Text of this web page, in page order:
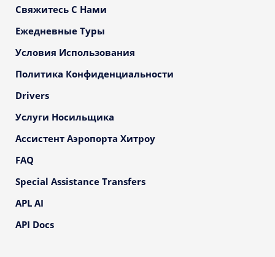
Свяжитесь С Нами
Ежедневные Туры
Условия Использования
Политика Конфиденциальности
Drivers
Услуги Носильщика
Ассистент Аэропорта Хитроу
FAQ
Special Assistance Transfers
APL AI
API Docs